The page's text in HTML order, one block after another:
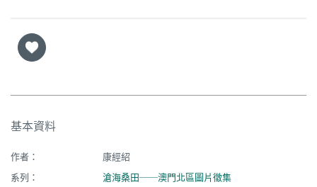
市
基本資料
作者：
康經紹
系列：
滄海桑田──澳門北區圖片徵集